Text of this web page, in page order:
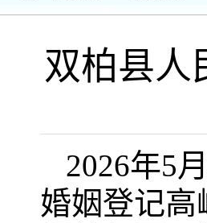
双柏县人
2026年5
婚姻登记